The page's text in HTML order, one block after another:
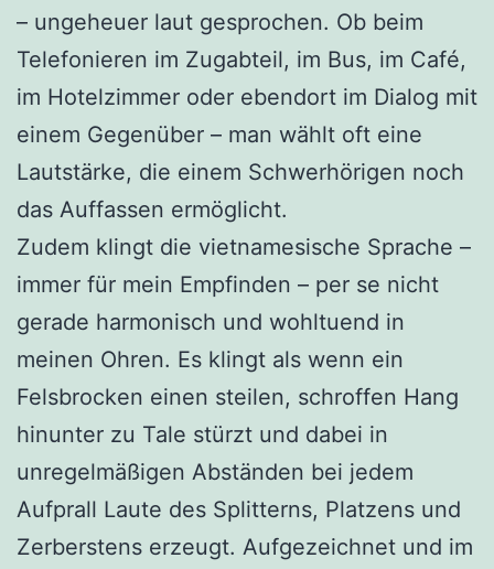
– ungeheuer laut gesprochen. Ob beim
Telefonieren im Zugabteil, im Bus, im Café,
im Hotelzimmer oder ebendort im Dialog mit
einem Gegenüber – man wählt oft eine
Lautstärke, die einem Schwerhörigen noch
das Auffassen ermöglicht.
Zudem klingt die vietnamesische Sprache –
immer für mein Empfinden – per se nicht
gerade harmonisch und wohltuend in
meinen Ohren. Es klingt als wenn ein
Felsbrocken einen steilen, schroffen Hang
hinunter zu Tale stürzt und dabei in
unregelmäßigen Abständen bei jedem
Aufprall Laute des Splitterns, Platzens und
Zerberstens erzeugt. Aufgezeichnet und im